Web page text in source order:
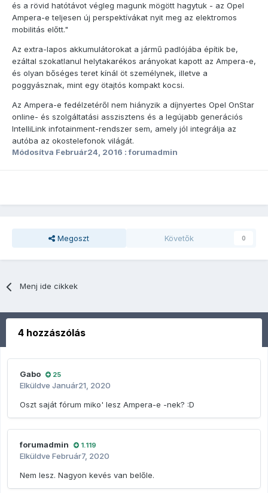
és a rövid hatótávot végleg magunk mögött hagytuk - az Opel
Ampera-e teljesen új perspektívákat nyit meg az elektromos
mobilitás előtt."
Az extra-lapos akkumulátorokat a jármű padlójába építik be,
ezáltal szokatlanul helytakarékos arányokat kapott az Ampera-e,
és olyan bőséges teret kínál öt személynek, illetve a
poggyásznak, mint egy ötajtós kompakt kocsi.
Az Ampera-e fedélzetéről nem hiányzik a díjnyertes Opel OnStar
online- és szolgáltatási asszisztens és a legújabb generációs
IntelliLink infotainment-rendszer sem, amely jól integrálja az
autóba az okostelefonok világát.
Módosítva Február24, 2016 : forumadmin
Megoszt Követők 0
Menj ide cikkek
4 hozzászólás
Gabo 25
Elküldve Január21, 2020
Oszt saját fórum miko' lesz Ampera-e -nek? :D
forumadmin 1.119
Elküldve Február7, 2020
Nem lesz. Nagyon kevés van belőle.